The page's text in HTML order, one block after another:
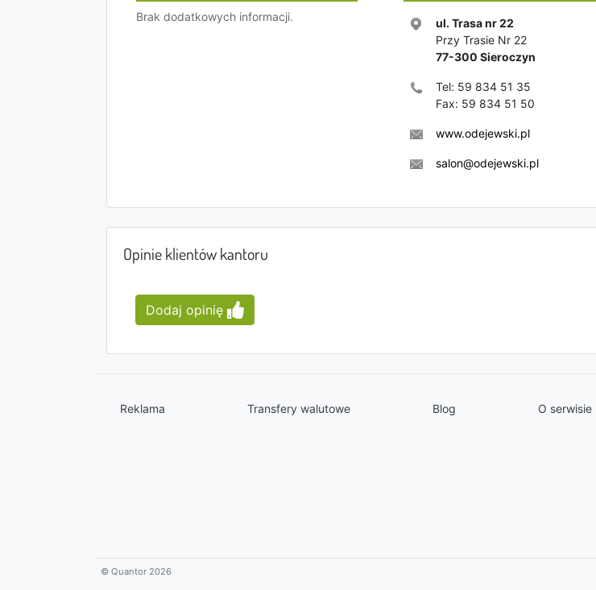
Brak dodatkowych informacji.
ul. Trasa nr 22
Przy Trasie Nr 22
77-300 Sieroczyn
Tel: 59 834 51 35
Fax: 59 834 51 50
www.odejewski.pl
salon@odejewski.pl
Opinie klientów kantoru
Dodaj opinię
Reklama Transfery walutowe Blog O serwisie
© Quantor 2026